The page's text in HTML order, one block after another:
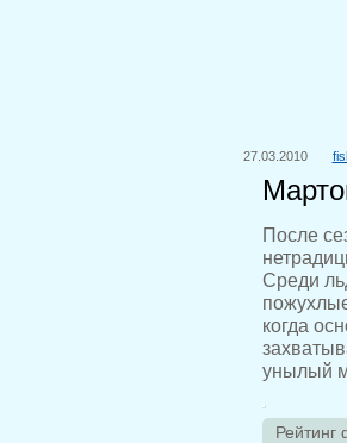
27.03.2010
После
Среди
когда
унылый
Рейтинг